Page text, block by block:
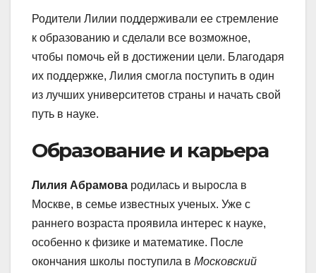
Родители Лилии поддерживали ее стремление
к образованию и сделали все возможное,
чтобы помочь ей в достижении цели. Благодаря
их поддержке, Лилия смогла поступить в один
из лучших университетов страны и начать свой
путь в науке.
Образование и карьера
Лилия Абрамова родилась и выросла в
Москве, в семье известных ученых. Уже с
раннего возраста проявила интерес к науке,
особенно к физике и математике. После
окончания школы поступила в Московский